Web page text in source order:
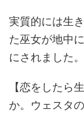
実質的には生
た巫女が地中
にされました。
【恋をしたら
か。ウェスタ